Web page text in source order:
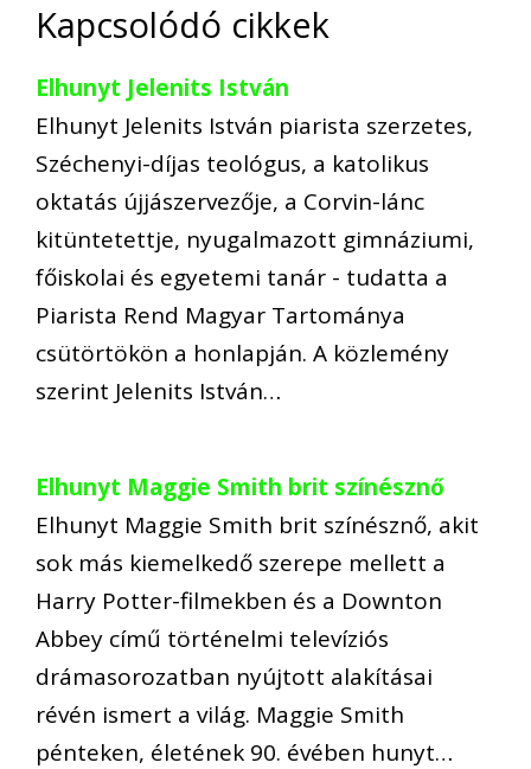
Kapcsolódó cikkek
Elhunyt Jelenits István
Elhunyt Jelenits István piarista szerzetes,
Széchenyi-díjas teológus, a katolikus
oktatás újjászervezője, a Corvin-lánc
kitüntetettje, nyugalmazott gimnáziumi,
főiskolai és egyetemi tanár - tudatta a
Piarista Rend Magyar Tartománya
csütörtökön a honlapján. A közlemény
szerint Jelenits István…
Elhunyt Maggie Smith brit színésznő
Elhunyt Maggie Smith brit színésznő, akit
sok más kiemelkedő szerepe mellett a
Harry Potter-filmekben és a Downton
Abbey című történelmi televíziós
drámasorozatban nyújtott alakításai
révén ismert a világ. Maggie Smith
pénteken, életének 90. évében hunyt…